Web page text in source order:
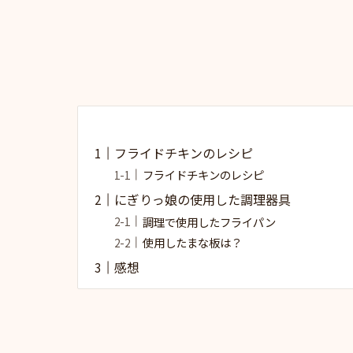
フライドチキンのレシピ
フライドチキンのレシピ
にぎりっ娘の使用した調理器具
調理で使用したフライパン
使用したまな板は？
感想